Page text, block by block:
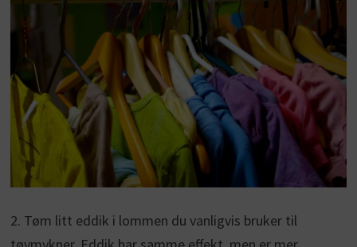
2. Tøm litt eddik i lommen du vanligvis bruker til